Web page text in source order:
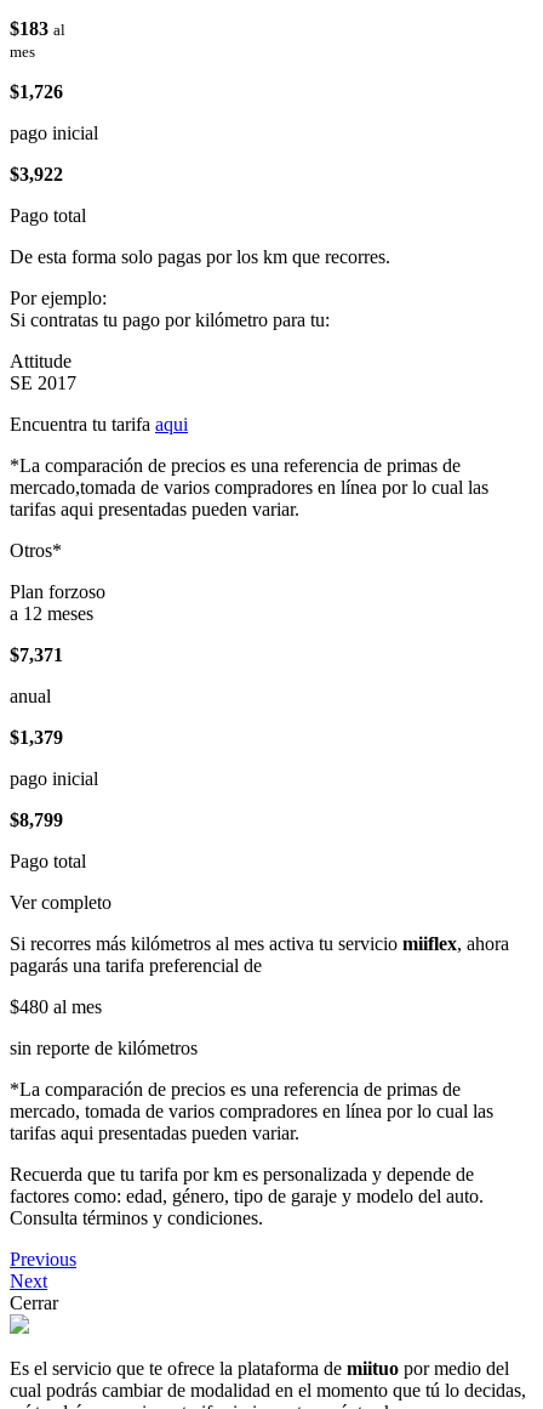
$183 al
mes
$1,726
pago inicial
$3,922
Pago total
De esta forma solo pagas por los km que recorres.
Por ejemplo:
Si contratas tu pago por kilómetro para tu:
Attitude
SE 2017
Encuentra tu tarifa aqui
*La comparación de precios es una referencia de primas de
mercado,tomada de varios compradores en línea por lo cual las
tarifas aqui presentadas pueden variar.
Otros*
Plan forzoso
a 12 meses
$7,371
anual
$1,379
pago inicial
$8,799
Pago total
Ver completo
Si recorres más kilómetros al mes activa tu servicio miiflex, ahora
pagarás una tarifa preferencial de
$480 al mes
sin reporte de kilómetros
*La comparación de precios es una referencia de primas de
mercado, tomada de varios compradores en línea por lo cual las
tarifas aqui presentadas pueden variar.
Recuerda que tu tarifa por km es personalizada y depende de
factores como: edad, género, tipo de garaje y modelo del auto.
Consulta términos y condiciones.
Previous
Next
Cerrar
Es el servicio que te ofrece la plataforma de miituo por medio del
cual podrás cambiar de modalidad en el momento que tú lo decidas,